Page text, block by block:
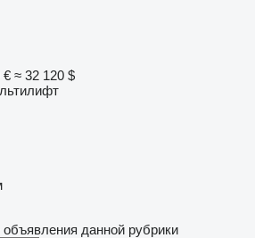
€ ≈ 32 120 $
данной рубрики